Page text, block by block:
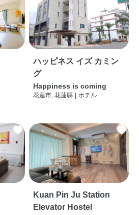
ハッピネス イズ カミン
グ
Happiness is coming
花蓮市, 花蓮縣 ホテル
Kuan Pin Ju Station
Elevator Hostel